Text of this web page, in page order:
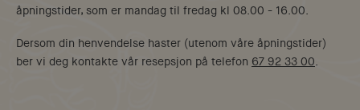
åpningstider, som er mandag til fredag kl 08.00 - 16.00.
Dersom din henvendelse haster (utenom våre åpningstider)
ber vi deg kontakte vår resepsjon på telefon 67 92 33 00.